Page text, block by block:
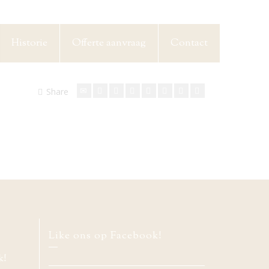
Historie Offerte aanvraag Contact
Share
Like ons op Facebook!